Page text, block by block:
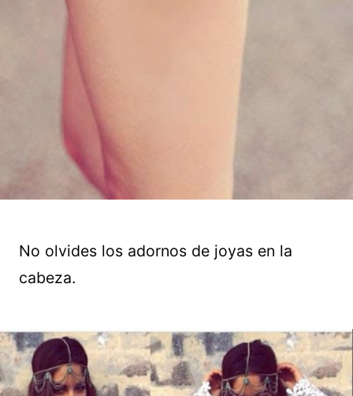
No olvides los adornos de joyas en la
cabeza.